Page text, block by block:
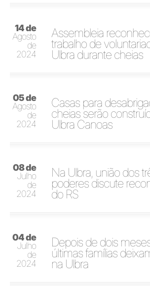
14 de
Agosto
de
2024
Assembleia
trabalho de
Ulbra durante cheias
05 de
Agosto
de
2024
Casas para
cheias serão
Ulbra Canoas
08 de
Julho
de
2024
Na Ulbra, união dos
poderes discute
do RS
04 de
Julho
de
2024
Depois de dois
últimas famílias
na Ulbra